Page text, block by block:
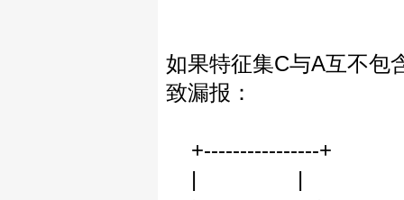
如果特征集C与A互不包
致漏报：
+----------------+
| |